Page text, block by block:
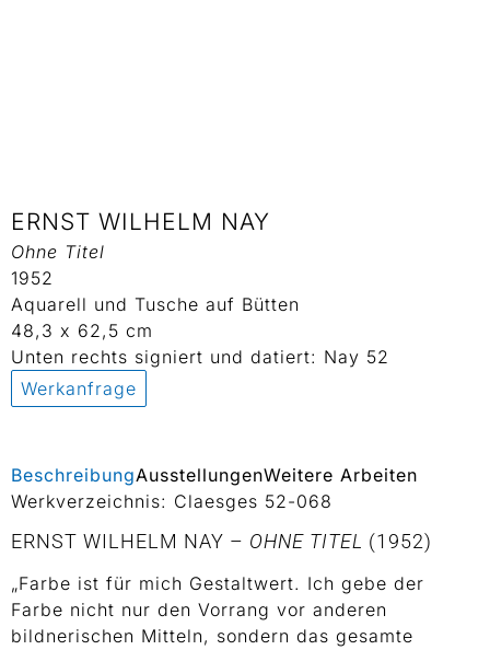
ERNST WILHELM NAY
Ohne Titel
1952
Aquarell und Tusche auf Bütten
48,3 x 62,5 cm
Unten rechts signiert und datiert: Nay 52
Werkanfrage
BeschreibungAusstellungenWeitere Arbeiten
Werkverzeichnis: Claesges 52-068
ERNST WILHELM NAY – OHNE TITEL (1952)
„Farbe ist für mich Gestaltwert. Ich gebe der
Farbe nicht nur den Vorrang vor anderen
bildnerischen Mitteln, sondern das gesamte